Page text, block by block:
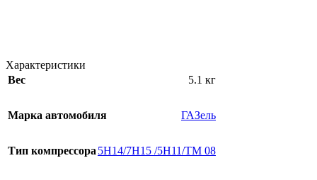
Характеристики
Вес
5.1 кг
Марка автомобиля ГАЗель
Тип компрессора5H14/7H15 /5Н11/TM 08